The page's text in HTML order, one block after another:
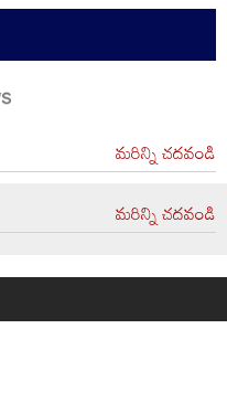
మరిన్ని చదవండి
మరిన్ని చదవండి